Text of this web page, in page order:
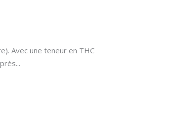
Avec une teneur en THC